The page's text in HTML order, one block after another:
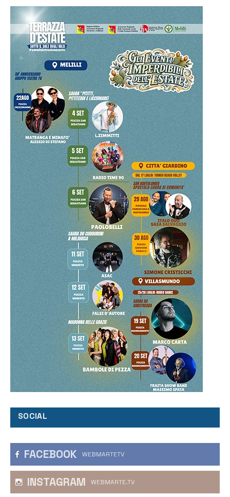
SOCIAL
FACEBOOK WEBMARTETV
INSTAGRAM WEBMARTE.TV